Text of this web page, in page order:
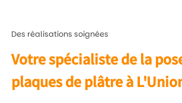
Des réalisations soignées
Votre spécialiste de la
plaques de plâtre à